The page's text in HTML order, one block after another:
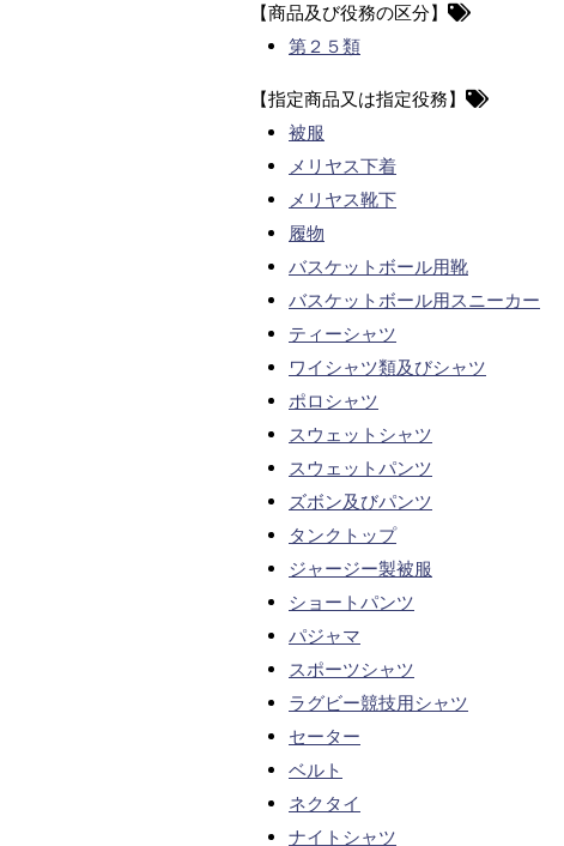
【商品及び役務の区分】
第２５類
【指定商品又は指定役務】
被服
メリヤス下着
メリヤス靴下
履物
バスケットボール用靴
バスケットボール用スニーカー
ティーシャツ
ワイシャツ類及びシャツ
ポロシャツ
スウェットシャツ
スウェットパンツ
ズボン及びパンツ
タンクトップ
ジャージー製被服
ショートパンツ
パジャマ
スポーツシャツ
ラグビー競技用シャツ
セーター
ベルト
ネクタイ
ナイトシャツ